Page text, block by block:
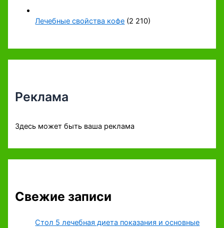
Лечебные свойства кофе (2 210)
Реклама
Здесь может быть ваша реклама
Свежие записи
Стол 5 лечебная диета показания и основные